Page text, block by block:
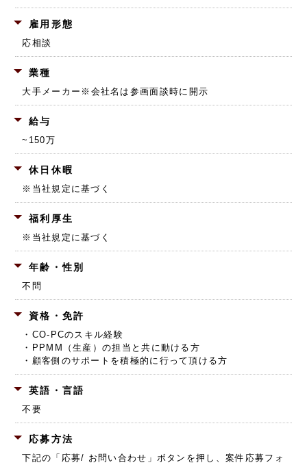
雇用形態
応相談
業種
大手メーカー ※会社名は参画面談時に開示
給与
~150万
休日休暇
※当社規定に基づく
福利厚生
※当社規定に基づく
年齢・性別
不問
資格・免許
・CO-PCのスキル経験
・PPMM（生産）の担当と共に動ける方
・顧客側のサポートを積極的に行って頂ける方
英語・言語
不要
応募方法
下記の「応募/ お問い合わせ」ボタンを押し、 案件応募フォ